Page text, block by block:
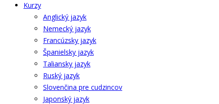
Kurzy
Anglický jazyk
Nemecký jazyk
Francúzsky jazyk
Španielsky jazyk
Taliansky jazyk
Ruský jazyk
Slovenčina pre cudzincov
Japonský jazyk